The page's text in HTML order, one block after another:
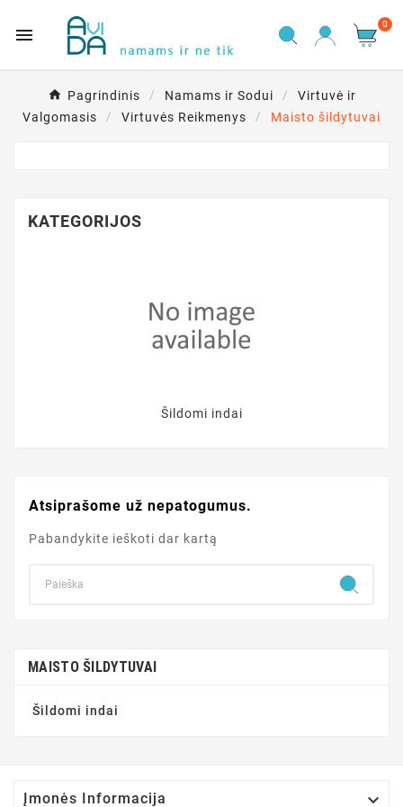

0
Pagrindinis Namams ir Sodui
Virtuvė ir
Valgomasis
Virtuvės Reikmenys Maisto šildytuvai
KATEGORIJOS
Šildomi indai
Atsiprašome už nepatogumus.
Pabandykite ieškoti dar kartą
MAISTO ŠILDYTUVAI
Šildomi indai
Įmonės Informacija 